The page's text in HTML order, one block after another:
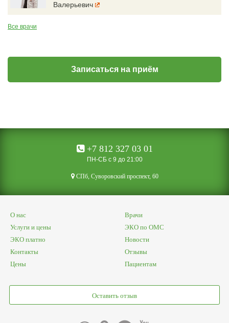
Валерьевич
Все врачи
Записаться на приём
+7 812 327 03 01
ПН-СБ с 9 до 21:00
CПб, Суворовский проспект, 60
О нас
Врачи
Услуги и цены
ЭКО по ОМС
ЭКО платно
Новости
Контакты
Отзывы
Цены
Пациентам
Оставить отзыв